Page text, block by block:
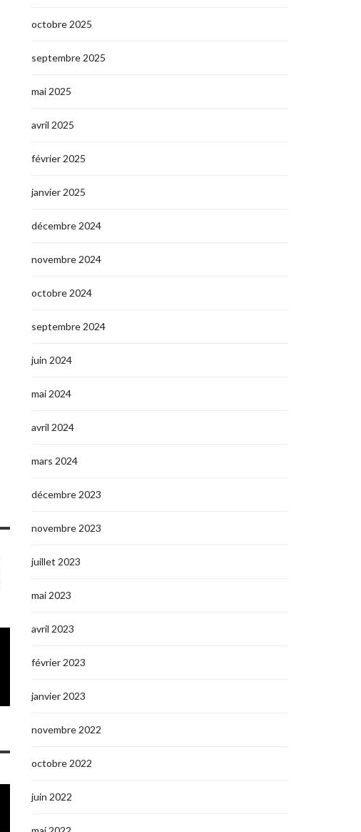
octobre 2025
septembre 2025
mai 2025
avril 2025
février 2025
janvier 2025
décembre 2024
novembre 2024
octobre 2024
septembre 2024
juin 2024
mai 2024
avril 2024
mars 2024
décembre 2023
novembre 2023
juillet 2023
mai 2023
avril 2023
février 2023
janvier 2023
novembre 2022
octobre 2022
juin 2022